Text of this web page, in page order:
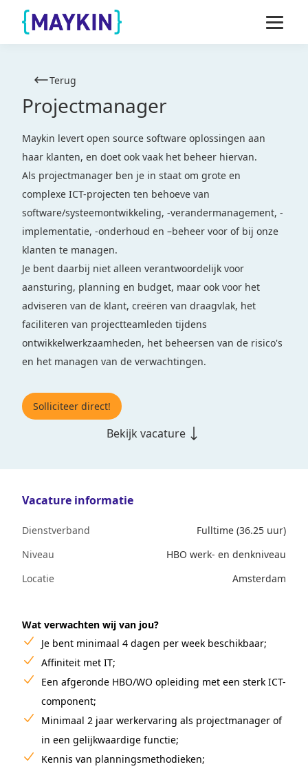
Naar de inhoud springen
Naar de footer springen
Terug
Projectmanager
Maykin levert open source software oplossingen aan
haar klanten, en doet ook vaak het beheer hiervan.
Als projectmanager ben je in staat om grote en
complexe ICT-projecten ten behoeve van
software/systeemontwikkeling, -verandermanagement, -
implementatie, -onderhoud en –beheer voor of bij onze
klanten te managen.
Je bent daarbij niet alleen verantwoordelijk voor
aansturing, planning en budget, maar ook voor het
adviseren van de klant, creëren van draagvlak, het
faciliteren van projectteamleden tijdens
ontwikkelwerkzaamheden, het beheersen van de risico's
en het managen van de verwachtingen.
Solliciteer direct!
Bekijk vacature
Wat verwachten wij van jou?
Je bent minimaal 4 dagen per week beschikbaar;
Affiniteit met IT;
Een afgeronde HBO/WO opleiding met een sterk ICT-
component;
Minimaal 2 jaar werkervaring als projectmanager of
in een gelijkwaardige functie;
Kennis van planningsmethodieken;
Vacature informatie
Dienstverband
Fulltime (36.25 uur)
Niveau
HBO werk- en denkniveau
Locatie
Amsterdam